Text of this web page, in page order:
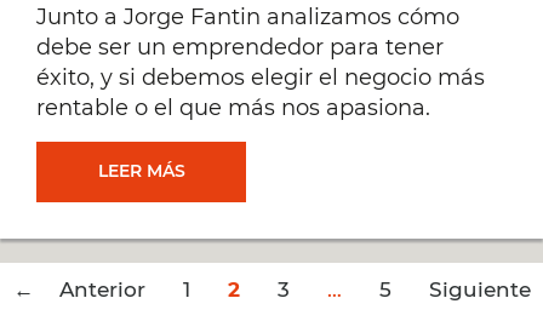
Junto a Jorge Fantin analizamos cómo
debe ser un emprendedor para tener
éxito, y si debemos elegir el negocio más
rentable o el que más nos apasiona.
LEER MÁSCÓMO
SER
Post
← Anterior 1 2 3 … 5
Siguiente